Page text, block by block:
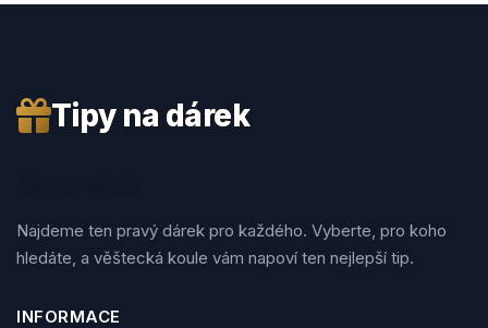
Tipy na dárek
Najdeme ten pravý dárek pro každého. Vyberte, pro koho
hledáte, a věštecká koule vám napoví ten nejlepší tip.
INFORMACE